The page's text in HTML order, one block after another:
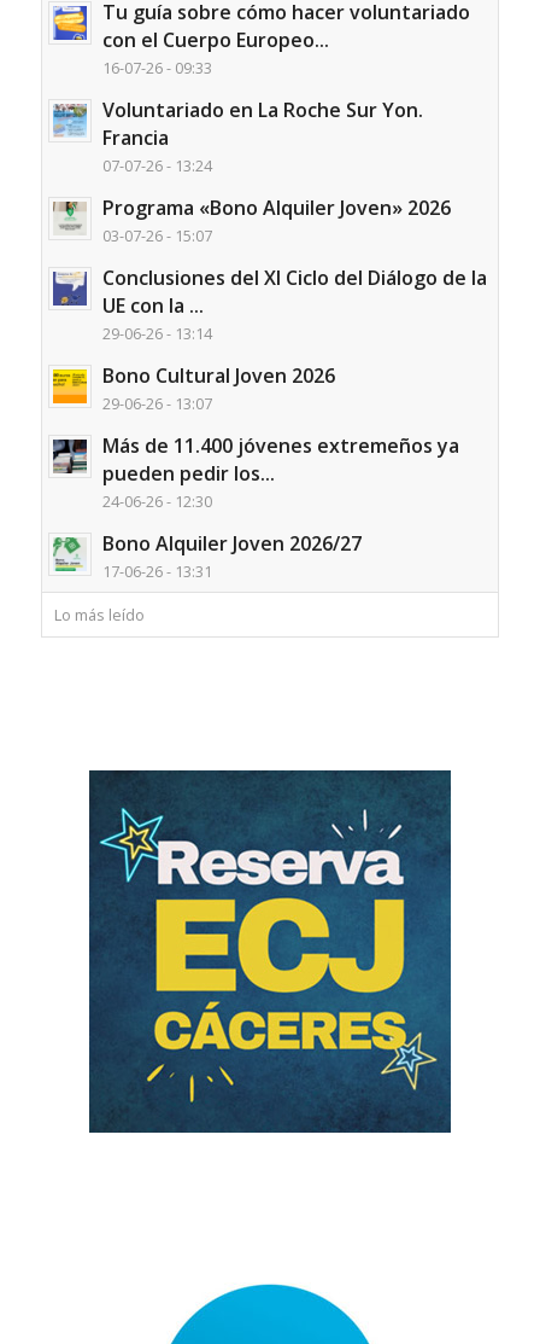
Tu guía sobre cómo hacer voluntariado
con el Cuerpo Europeo...
16-07-26 - 09:33
Voluntariado en La Roche Sur Yon.
Francia
07-07-26 - 13:24
Programa «Bono Alquiler Joven» 2026
03-07-26 - 15:07
Conclusiones del XI Ciclo del Diálogo de la
UE con la ...
29-06-26 - 13:14
Bono Cultural Joven 2026
29-06-26 - 13:07
Más de 11.400 jóvenes extremeños ya
pueden pedir los...
24-06-26 - 12:30
Bono Alquiler Joven 2026/27
17-06-26 - 13:31
Lo más leído